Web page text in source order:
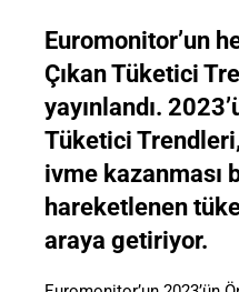
Euromonitor’un
Çıkan Tüketici
yayınlandı.
Tüketici
ivme kazanması
hareketlenen
araya getiriyor.